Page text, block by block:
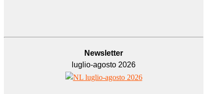
Newsletter
luglio-agosto 2026